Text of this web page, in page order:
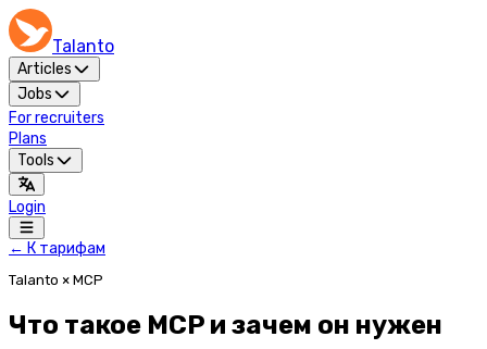
Talanto
Articles
Jobs
For recruiters
Plans
Tools
Login
← К тарифам
Talanto × MCP
Что такое MCP и зачем он нужен